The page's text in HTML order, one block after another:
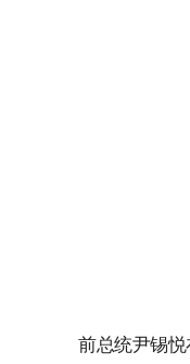
前总统尹锡悦